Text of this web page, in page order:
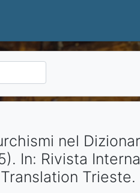
nel
In: Rivista
Trieste